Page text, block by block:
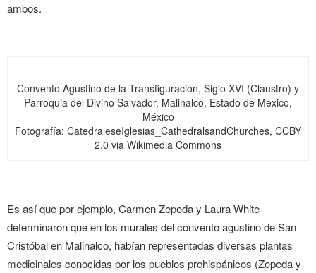
ambos.
Convento Agustino de la Transfiguración, Siglo XVI (Claustro) y
Parroquia del Divino Salvador, Malinalco, Estado de México,
México
Fotografía: CatedraleseIglesias_CathedralsandChurches, CCBY
2.0 via Wikimedia Commons
Es así que por ejemplo, Carmen Zepeda y Laura White
determinaron que en los murales del convento agustino de San
Cristóbal en Malinalco, habían representadas diversas plantas
medicinales conocidas por los pueblos prehispánicos (Zepeda y